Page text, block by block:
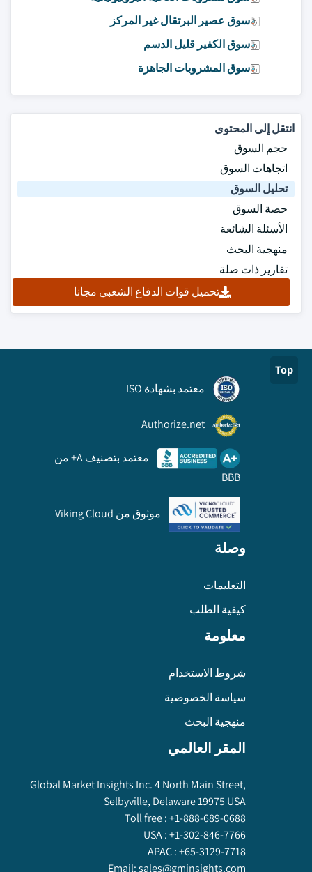
سوق عصير البرتقال غير المركز
سوق الكفير قليل الدسم
سوق المشروبات الجاهزة
انتقل إلى المحتوى
حجم السوق
اتجاهات السوق
تحليل السوق
حصة السوق
الأسئلة الشائعة
منهجية البحث
تقارير ذات صلة
تحميل قوات الدفاع الشعبي مجانا
Top
معتمد بشهادة ISO
Authorize.net
معتمد بتصنيف A+ من
BBB
موثوق من Viking Cloud
وصلة
التعليمات
كيفية الطلب
معلومة
شروط الاستخدام
سياسة الخصوصية
منهجية البحث
المقر العالمي
Global Market Insights Inc. 4 North Main Street,
Selbyville, Delaware 19975 USA
Toll free :+1-888-689-0688
USA :+1-302-846-7766
APAC :+65-3129-7718
Email:sales@gminsights.com